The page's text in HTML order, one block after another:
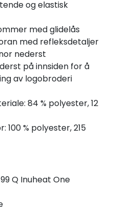
og elastisk
med glidelås
med refleksdetaljer
nederst
på innsiden for å
av logobroderi
84 % polyester, 12
100 % polyester, 215
Q Inuheat One